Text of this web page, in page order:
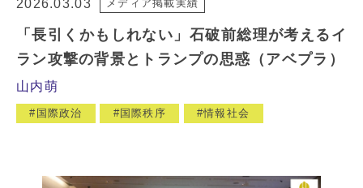
2026.03.03 メディア掲載実績
「長引くかもしれない」石破前総理が考えるイ
ラン攻撃の背景とトランプの思惑（アベプラ）
山内萌
国際政治 国際秩序 情報社会